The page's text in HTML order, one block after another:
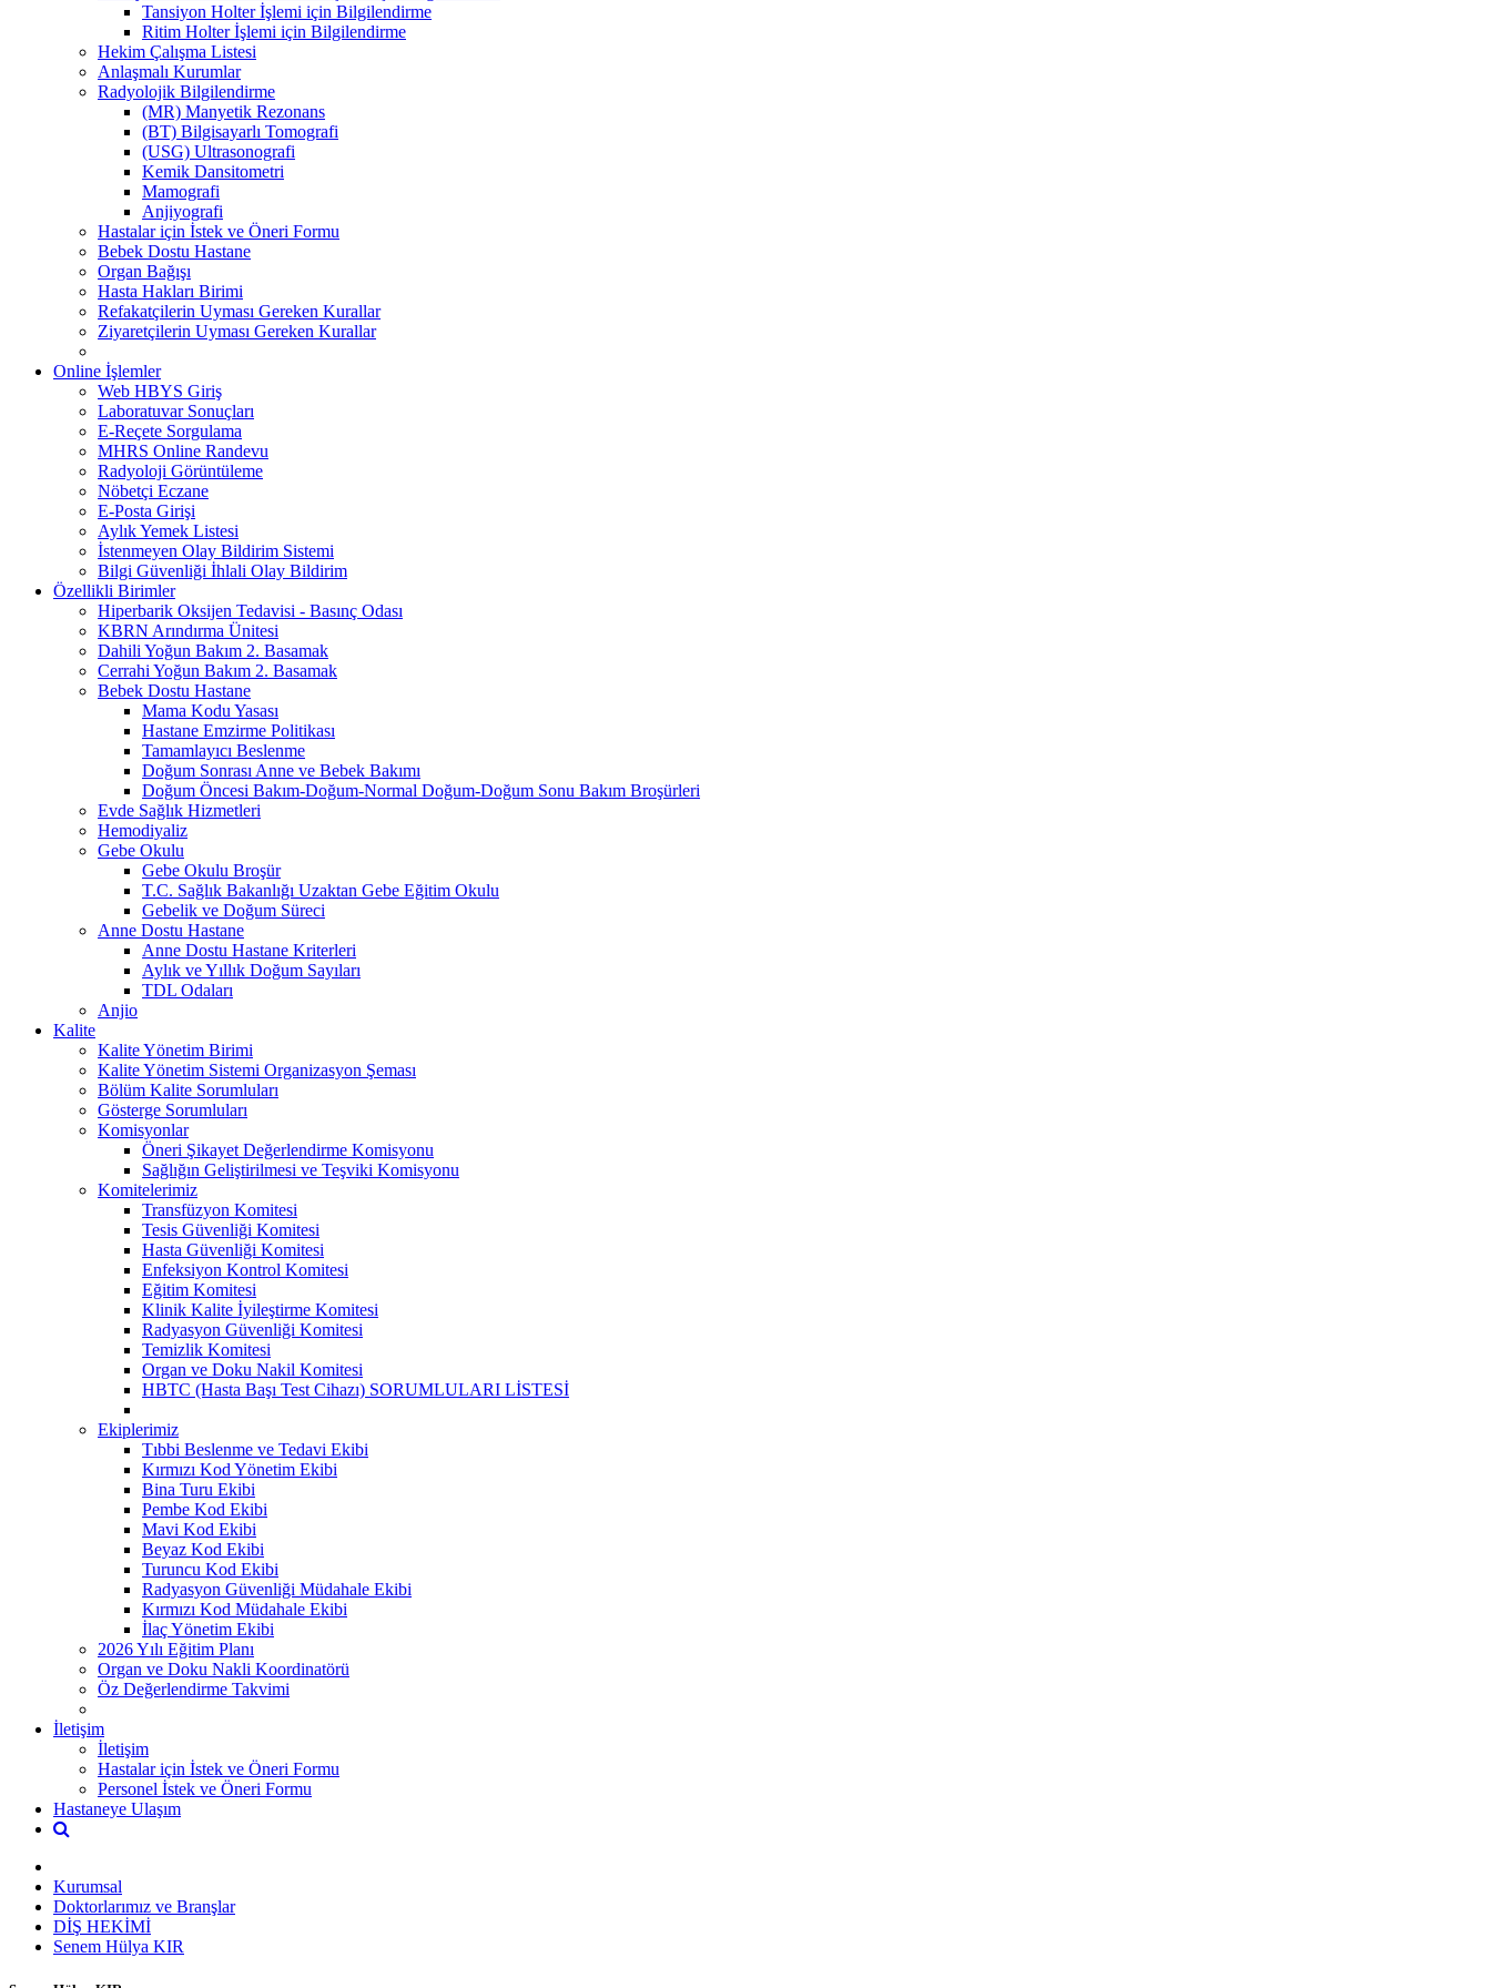
Tansiyon Holter İşlemi için Bilgilendirme
Ritim Holter İşlemi için Bilgilendirme
Hekim Çalışma Listesi
Anlaşmalı Kurumlar
Radyolojik Bilgilendirme
(MR) Manyetik Rezonans
(BT) Bilgisayarlı Tomografi
(USG) Ultrasonografi
Kemik Dansitometri
Mamografi
Anjiyografi
Hastalar için İstek ve Öneri Formu
Bebek Dostu Hastane
Organ Bağışı
Hasta Hakları Birimi
Refakatçilerin Uyması Gereken Kurallar
Ziyaretçilerin Uyması Gereken Kurallar
Online İşlemler
Web HBYS Giriş
Laboratuvar Sonuçları
E-Reçete Sorgulama
MHRS Online Randevu
Radyoloji Görüntüleme
Nöbetçi Eczane
E-Posta Girişi
Aylık Yemek Listesi
İstenmeyen Olay Bildirim Sistemi
Bilgi Güvenliği İhlali Olay Bildirim
Özellikli Birimler
Hiperbarik Oksijen Tedavisi - Basınç Odası
KBRN Arındırma Ünitesi
Dahili Yoğun Bakım 2. Basamak
Cerrahi Yoğun Bakım 2. Basamak
Bebek Dostu Hastane
Mama Kodu Yasası
Hastane Emzirme Politikası
Tamamlayıcı Beslenme
Doğum Sonrası Anne ve Bebek Bakımı
Doğum Öncesi Bakım-Doğum-Normal Doğum-Doğum Sonu Bakım Broşürleri
Evde Sağlık Hizmetleri
Hemodiyaliz
Gebe Okulu
Gebe Okulu Broşür
T.C. Sağlık Bakanlığı Uzaktan Gebe Eğitim Okulu
Gebelik ve Doğum Süreci
Anne Dostu Hastane
Anne Dostu Hastane Kriterleri
Aylık ve Yıllık Doğum Sayıları
TDL Odaları
Anjio
Kalite
Kalite Yönetim Birimi
Kalite Yönetim Sistemi Organizasyon Şeması
Bölüm Kalite Sorumluları
Gösterge Sorumluları
Komisyonlar
Öneri Şikayet Değerlendirme Komisyonu
Sağlığın Geliştirilmesi ve Teşviki Komisyonu
Komitelerimiz
Transfüzyon Komitesi
Tesis Güvenliği Komitesi
Hasta Güvenliği Komitesi
Enfeksiyon Kontrol Komitesi
Eğitim Komitesi
Klinik Kalite İyileştirme Komitesi
Radyasyon Güvenliği Komitesi
Temizlik Komitesi
Organ ve Doku Nakil Komitesi
HBTC (Hasta Başı Test Cihazı) SORUMLULARI LİSTESİ
Ekiplerimiz
Tıbbi Beslenme ve Tedavi Ekibi
Kırmızı Kod Yönetim Ekibi
Bina Turu Ekibi
Pembe Kod Ekibi
Mavi Kod Ekibi
Beyaz Kod Ekibi
Turuncu Kod Ekibi
Radyasyon Güvenliği Müdahale Ekibi
Kırmızı Kod Müdahale Ekibi
İlaç Yönetim Ekibi
2026 Yılı Eğitim Planı
Organ ve Doku Nakli Koordinatörü
Öz Değerlendirme Takvimi
İletişim
İletişim
Hastalar için İstek ve Öneri Formu
Personel İstek ve Öneri Formu
Hastaneye Ulaşım
Kurumsal
Doktorlarımız ve Branşlar
DİŞ HEKİMİ
Senem Hülya KIR